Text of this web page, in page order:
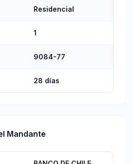
Residencial
1
9084-77
28 días
Mandante